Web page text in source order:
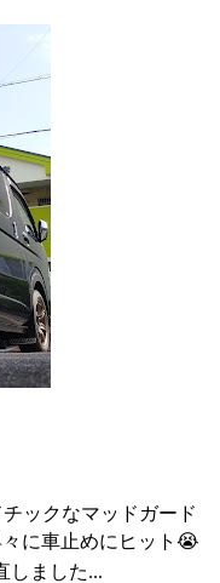
ックなマッドガード
に車止めにヒット😭
しました...